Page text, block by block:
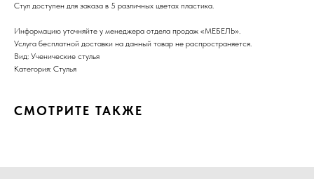
Стул доступен для заказа в 5 различных цветах пластика.
Информацию уточняйте у менеджера отдела продаж «МЕБЕЛЬ».
Услуга бесплатной доставки на данный товар не распространяется.
Вид: Ученические стулья
Категория: Стулья
СМОТРИТЕ ТАКЖЕ